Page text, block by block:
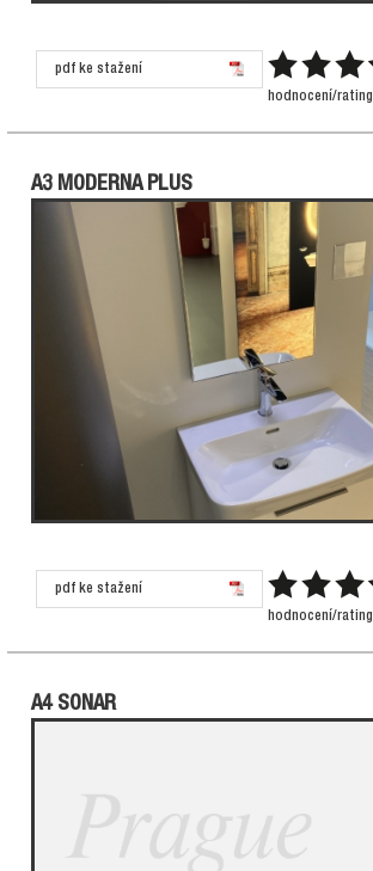
pdf ke stažení
hodnocení/rating
A3 MODERNA PLUS
pdf ke stažení
hodnocení/rating
A4 SONAR